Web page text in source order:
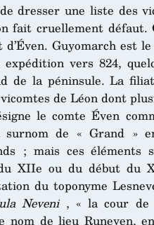
dresser une liste des
fait cruellement
Guyomarch est
vers 824,
de la péninsule. La
de Léon dont
le comte Éven
de « Grand »
; mais ces
XIIe ou du début du
du toponyme
Neveni, « la cour de
nom de lieu Runeven,